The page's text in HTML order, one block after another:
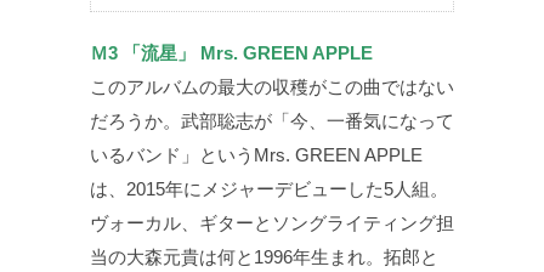
Ｍ3 「流星」 Mrs. GREEN APPLE
このアルバムの最大の収穫がこの曲ではない
だろうか。武部聡志が「今、一番気になって
いるバンド」というMrs. GREEN APPLE
は、2015年にメジャーデビューした5人組。
ヴォーカル、ギターとソングライティング担
当の大森元貴は何と1996年生まれ。拓郎と